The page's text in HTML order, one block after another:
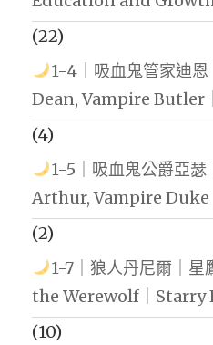
(22)
1-4｜吸血鬼管家迪恩
Dean, Vampire Butler
(4)
1-5｜吸血鬼公爵亞瑟
Arthur, Vampire
(2)
1-7｜狼人丹尼爾｜
the Werewolf｜Starry
(10)